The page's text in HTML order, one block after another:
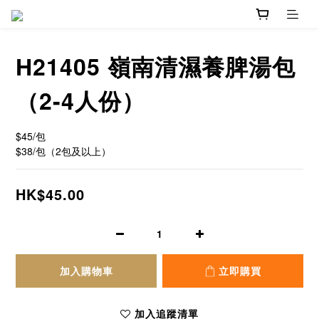
H21405 嶺南清濕養脾湯包
（2-4人份）
$45/包
$38/包（2包及以上）
HK$45.00
加入購物車 立即購買
加入追蹤清單